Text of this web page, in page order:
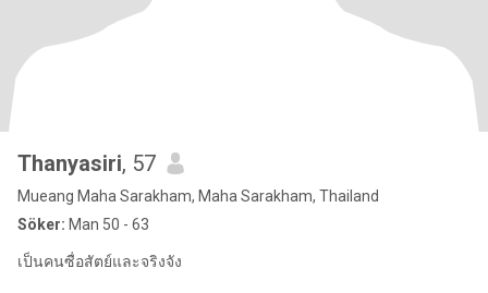
Thanyasiri, 57
Mueang Maha Sarakham, Maha Sarakham, Thailand
Söker: Man 50 - 63
เป็นคนซื่อสัตย์และจริงจัง